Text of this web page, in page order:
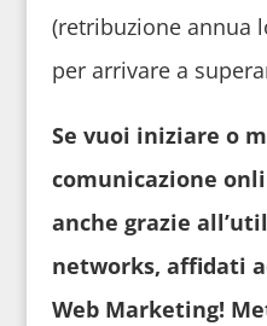
(retribuzione annua
per arrivare a
Se vuoi iniziare o
comunicazione
anche grazie
networks, affidati
Web Marketing!